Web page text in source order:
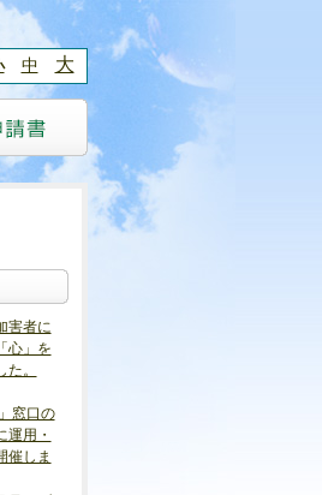
中 大
害者に
心」を
。
窓口の
運用・
催しま